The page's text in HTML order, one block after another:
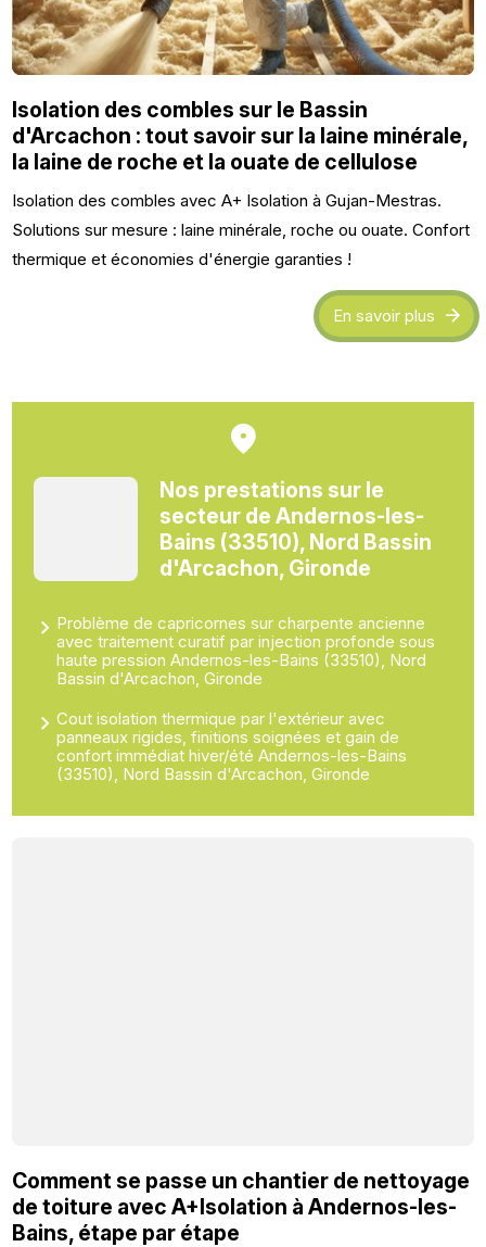
Isolation des combles sur le Bassin
d'Arcachon : tout savoir sur la laine minérale,
la laine de roche et la ouate de cellulose
Isolation des combles avec A+ Isolation à Gujan-Mestras.
Solutions sur mesure : laine minérale, roche ou ouate. Confort
thermique et économies d'énergie garanties !
En savoir plus
Nos prestations sur le
secteur de Andernos-les-
Bains (33510), Nord Bassin
d'Arcachon, Gironde
Problème de capricornes sur charpente ancienne
avec traitement curatif par injection profonde sous
haute pression Andernos-les-Bains (33510), Nord
Bassin d'Arcachon, Gironde
Cout isolation thermique par l'extérieur avec
panneaux rigides, finitions soignées et gain de
confort immédiat hiver/été Andernos-les-Bains
(33510), Nord Bassin d'Arcachon, Gironde
Comment se passe un chantier de nettoyage
de toiture avec A+Isolation à Andernos-les-
Bains, étape par étape